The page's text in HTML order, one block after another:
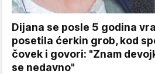
Dijana se posle 5 godina
posetila ćerkin grob, kod
čovek i govori: "Znam
se nedavno"